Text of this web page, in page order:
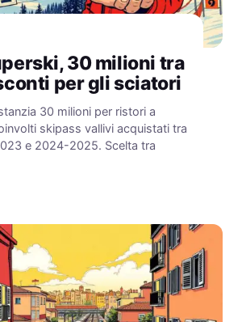
30 milioni tra
per gli sciatori
30 milioni per ristori a
skipass vallivi acquistati tra
e 2024-2025. Scelta tra